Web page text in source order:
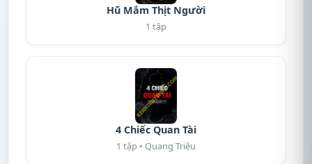
Hũ Mắm Thịt Người
1 tập
4 Chiếc Quan Tài
1 tập • Quang Triệu